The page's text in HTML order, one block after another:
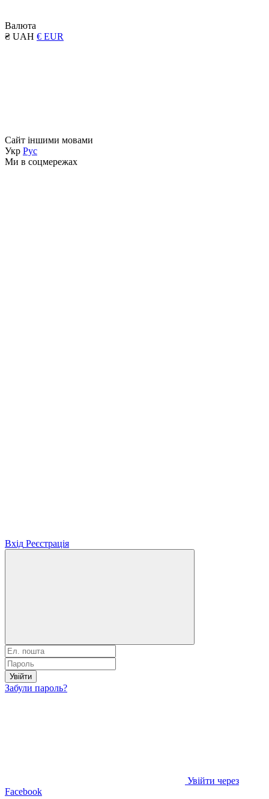
Валюта
₴ UAH € EUR
Сайт іншими мовами
Укр Рус
Ми в соцмережах
Вхід Реєстрація
Увійти
Забули пароль?
Увійти через
Facebook